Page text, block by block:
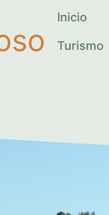
Inicio
Turismo